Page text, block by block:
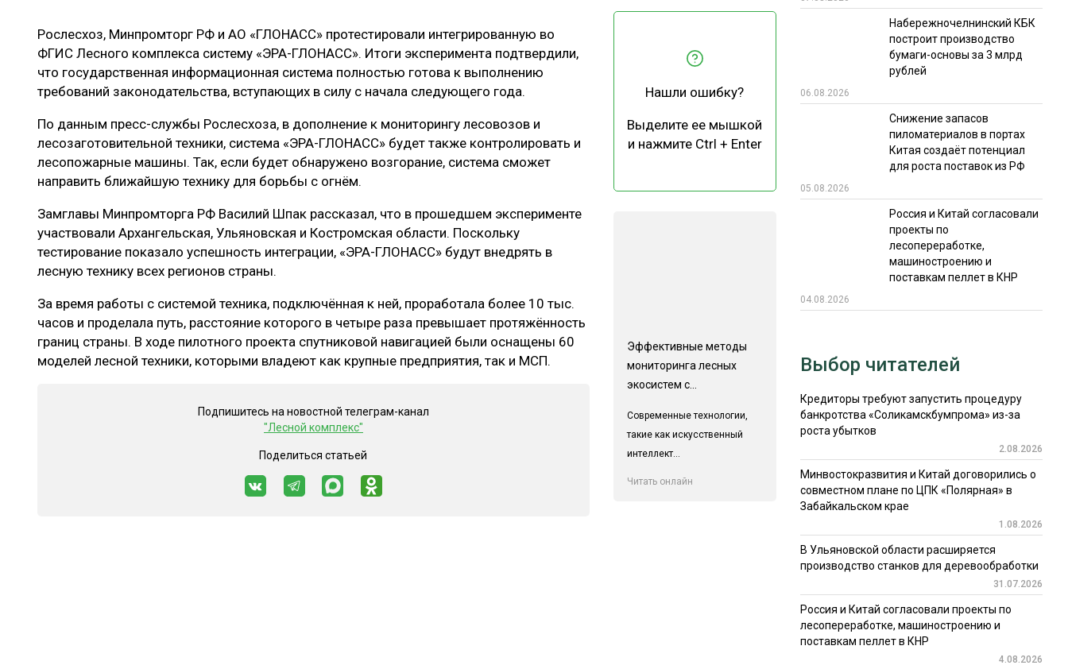
ЛОГИСТИКА
ПРОИЗВОДСТВО ДРЕВЕСНЫХ ПЛИТ
ЦБП
МЕБЕЛЬНОЕ ПРОИЗВОДСТВО ТЕХНОЛОГИИ
ЭКСПЕРТНОЕ МНЕНИЕ
КАЛЕНДАРЬ ВЫСТАВОК ИТОГИ МЕРОПРИЯТИЙ
Рослесхоз, Минпромторг РФ и АО «ГЛОНАСС» протестировали интегрированную во
ФГИС Лесного комплекса систему «ЭРА-ГЛОНАСС». Итоги эксперимента подтвердили,
что государственная информационная система полностью готова к выполнению
требований законодательства, вступающих в силу с начала следующего года.
По данным пресс-службы Рослесхоза, в дополнение к мониторингу лесовозов и
лесозаготовительной техники, система «ЭРА-ГЛОНАСС» будет также контролировать и
лесопожарные машины. Так, если будет обнаружено возгорание, система сможет
направить ближайшую технику для борьбы с огнём.
Замглавы Минпромторга РФ Василий Шпак рассказал, что в прошедшем эксперименте
участвовали Архангельская, Ульяновская и Костромская области. Поскольку
тестирование показало успешность интеграции, «ЭРА-ГЛОНАСС» будут внедрять в
лесную технику всех регионов страны.
За время работы с системой техника, подключённая к ней, проработала более 10 тыс.
часов и проделала путь, расстояние которого в четыре раза превышает протяжённость
границ страны. В ходе пилотного проекта спутниковой навигацией были оснащены 60
моделей лесной техники, которыми владеют как крупные предприятия, так и МСП.
Подпишитесь на новостной телеграм-канал
"Лесной комплекс"
Поделиться статьей
Нашли ошибку?
Выделите ее мышкой
и нажмите Ctrl + Enter
Эффективные методы
мониторинга лесных
экосистем с...
Современные технологии,
такие как искусственный
интеллект...
Читать онлайн
Набережночелнинский КБК
построит производство
бумаги-основы за 3 млрд
рублей
06.08.2026
Снижение запасов
пиломатериалов в портах
Китая создаёт потенциал
для роста поставок из РФ
05.08.2026
Россия и Китай согласовали
проекты по
лесопереработке,
машиностроению и
поставкам пеллет в КНР
04.08.2026
Выбор читателей
Кредиторы требуют запустить процедуру
банкротства «Соликамскбумпрома» из-за
роста убытков
2.08.2026
Минвостокразвития и Китай договорились о
совместном плане по ЦПК «Полярная» в
Забайкальском крае
1.08.2026
В Ульяновской области расширяется
производство станков для деревообработки
31.07.2026
Россия и Китай согласовали проекты по
лесопереработке, машиностроению и
поставкам пеллет в КНР
4.08.2026